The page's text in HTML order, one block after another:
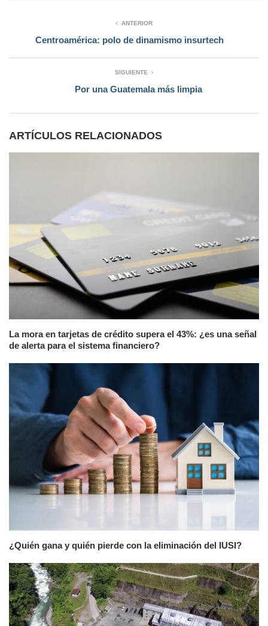
ANTERIOR
Centroamérica: polo de dinamismo insurtech
SIGUIENTE
Por una Guatemala más limpia
ARTÍCULOS RELACIONADOS
La mora en tarjetas de crédito supera el 43%: ¿es una señal
de alerta para el sistema financiero?
¿Quién gana y quién pierde con la eliminación del IUSI?